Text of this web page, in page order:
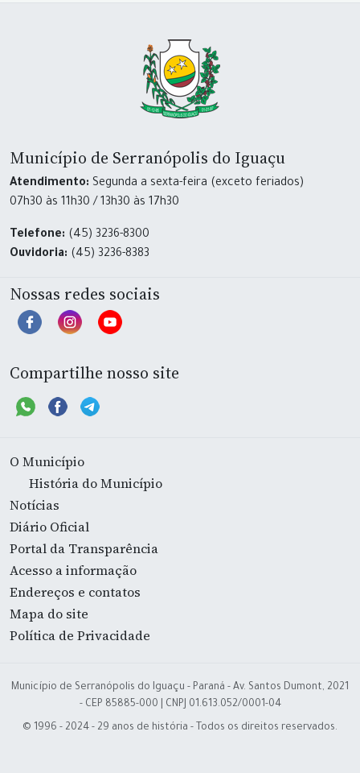
Município de Serranópolis do Iguaçu
Atendimento: Segunda a sexta-feira (exceto feriados)
07h30 às 11h30 / 13h30 às 17h30
Telefone: (45) 3236-8300
Ouvidoria: (45) 3236-8383
Nossas redes sociais
Compartilhe nosso site
O Município
História do Município
Notícias
Diário Oficial
Portal da Transparência
Acesso a informação
Endereços e contatos
Mapa do site
Política de Privacidade
Município de Serranópolis do Iguaçu - Paraná - Av. Santos Dumont, 2021
- CEP 85885-000 | CNPJ 01.613.052/0001-04
© 1996 - 2024 - 29 anos de história - Todos os direitos reservados.